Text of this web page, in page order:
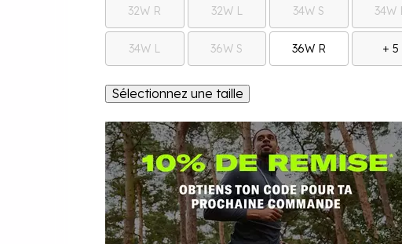
32W R 32W L 34W S 34W
34W L 36W S 36W R + 5
Sélectionnez une taille